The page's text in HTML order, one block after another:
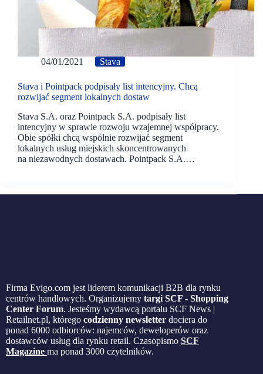
04/01/2021 Stava
Stava i Pointpack podpisały list intencyjny. Chcą
rozwijać segment lokalnych dostaw
Stava S.A. oraz Pointpack S.A. podpisały list
intencyjny w sprawie rozwoju wzajemnej współpracy.
Obie spółki chcą wspólnie rozwijać segment
lokalnych usług miejskich skoncentrowanych
na niezawodnych dostawach. Pointpack S.A.…
Firma Evigo.com jest liderem komunikacji B2B dla rynku
centrów handlowych. Organizujemy targi SCF - Shopping
Center Forum. Jesteśmy wydawcą portalu SCF News |
Retailnet.pl, którego codzienny newsletter dociera do
ponad 6000 odbiorców: najemców, deweloperów oraz
dostawców usług dla rynku retail. Czasopismo SCF
Magazine ma ponad 3000 czytelników.